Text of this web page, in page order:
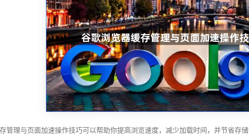
管理与页面加速操作技巧可以帮助你提高浏览速度，减少加载时间，并节省存